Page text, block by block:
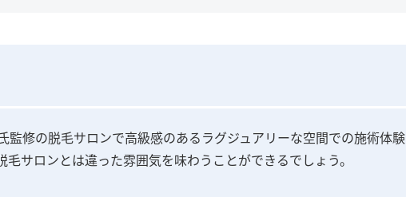
監修の脱毛サロンで高級感のあるラグジュアリーな空間での施術体験
サロンとは違った雰囲気を味わうことができるでしょう。